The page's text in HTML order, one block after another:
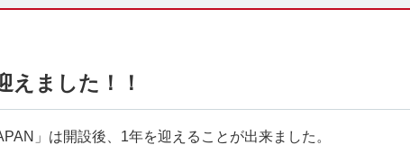
えました！！
」は開設後、1年を迎えることが出来ました。